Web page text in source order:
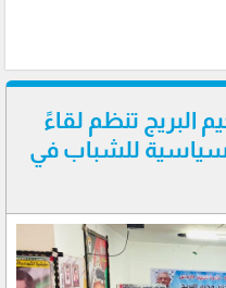
البريج تنظم لقاءً
للشباب في